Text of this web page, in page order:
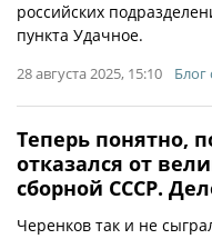
российских
пункта Удачное.
28 августа 2025, 15:10 Блог
Теперь понятно,
отказался от
сборной СССР.
Черенков так и не